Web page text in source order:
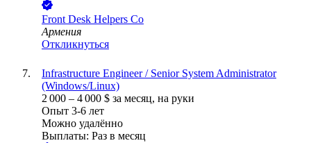
Front Desk Helpers Co
Армения
Откликнуться
Infrastructure Engineer / Senior System Administrator
(Windows/Linux)
2 000 – 4 000 $ за месяц, на руки
Опыт 3-6 лет
Можно удалённо
Выплаты: Раз в месяц